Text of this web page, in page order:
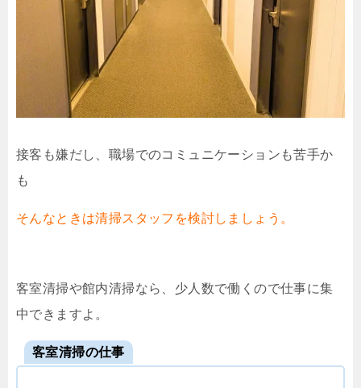
接客も嫌だし、職場でのコミュニケーションも苦手か
も
そんなときは清掃スタッフを検討しましょう。
客室清掃や館内清掃なら、少人数で働くので仕事に集
中できますよ。
客室清掃の仕事